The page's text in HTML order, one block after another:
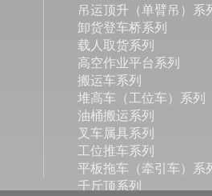
吊运顶升（单臂吊）系
卸货登车桥系列
载人取货系列
高空作业平台系列
搬运车系列
堆高车（工位车）系列
油桶搬运系列
叉车属具系列
工位推车系列
平板拖车（牵引车）系
千斤顶系列